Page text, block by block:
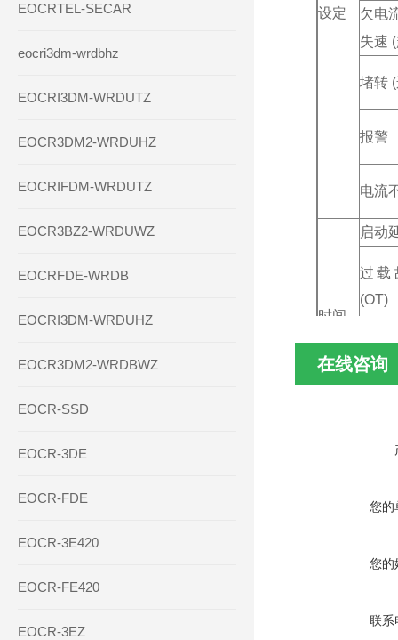
EOCRTEL-SECAR
eocri3dm-wrdbhz
EOCRI3DM-WRDUTZ
EOCR3DM2-WRDUHZ
EOCRIFDM-WRDUTZ
EOCR3BZ2-WRDUWZ
EOCRFDE-WRDB
EOCRI3DM-WRDUHZ
EOCR3DM2-WRDBWZ
EOCR-SSD
EOCR-3DE
EOCR-FDE
EOCR-3E420
EOCR-FE420
EOCR-3EZ
设定
欠电
失速
堵转
报警
电流
时间
启动
过载
(OT)
短路
空转
失速
电流
在线咨询
您的
您的
联系